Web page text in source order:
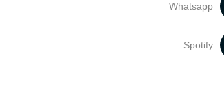
Whatsapp
Spotify